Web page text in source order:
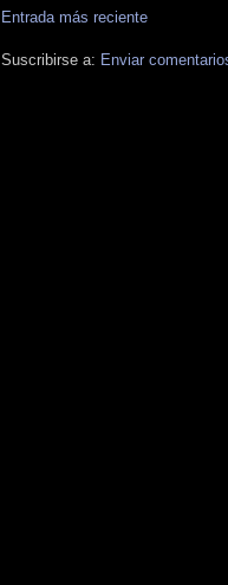
Entrada más reciente
Suscribirse a: Enviar